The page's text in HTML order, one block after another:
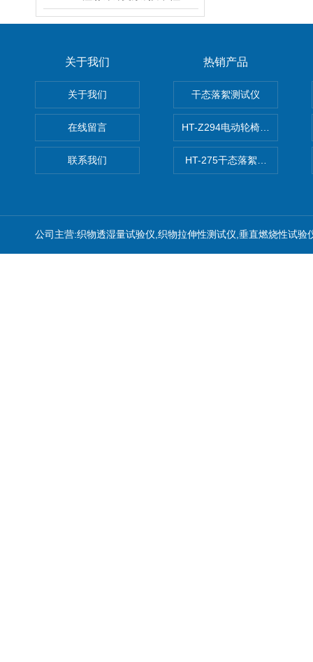
关于我们
关于我们
在线留言
联系我们
热销产品
干态落絮测试仪
HT-Z294电动轮椅车耗电量测
HT-275干态落絮测试仪
公司主营:织物透湿量试验仪,织物拉伸性测试仪,垂直燃烧性试验